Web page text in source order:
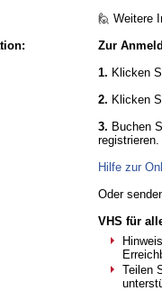
🙋 Weitere
Zur
1. Klicken
2. Klicken
3. Buchen
registrieren.
Hilfe zur
Oder
VHS für
Teilen